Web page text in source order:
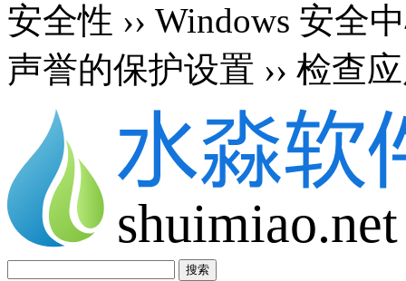
安全性 ›› Windows 安全
声誉的保护设置 ›› 检查
shuimiao.net